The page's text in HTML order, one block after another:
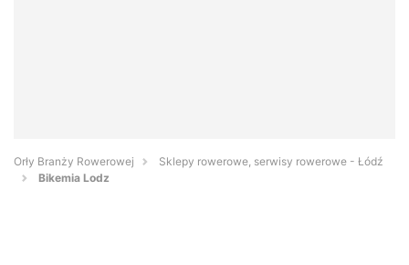
Orły Branży Rowerowej
Sklepy rowerowe, serwisy rowerowe - Łódź
Bikemia Lodz